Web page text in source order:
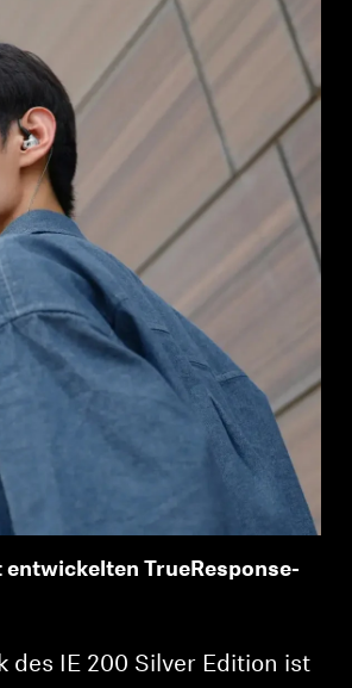
TrueResponse-
des IE 200 Silver Edition ist